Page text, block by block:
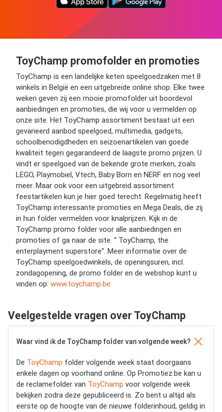
ToyChamp promofolder en promoties
ToyChamp is een landelijke keten speelgoedzaken met 8
winkels in België en een uitgebreide online shop. Elke twee
weken geven zij een mooie promofolder uit boordevol
aanbiedingen en promoties, die wij voor u vermelden op
onze site. Het ToyChamp assortiment bestaat uit een
gevarieerd aanbod speelgoed, multimedia, gadgets,
schoolbenodigdheden en seizoenartikelen van goede
kwaliteit tegen gegarandeerd de laagste promo prijzen. U
vindt er speelgoed van de bekende grote merken, zoals
LEGO, Playmobiel, Vtech, Baby Born en NERF en nog veel
meer. Maar ook voor een uitgebreid assortiment
feestartikelen kun je hier goed terecht. Regelmatig heeft
ToyChamp interessante promoties en Mega Deals, die zij
in hun folder vermelden voor knalprijzen. Kijk in de
ToyChamp promo folder voor alle aanbiedingen en
promoties of ga naar de site. “ ToyChamp, the
enterplayment superstore”. Meer informatie over de
ToyChamp speelgoedwinkels, de openingsuren, incl.
zondagopening, de promo folder en de webshop kunt u
vinden op: www.toychamp.be
Veelgestelde vragen over ToyChamp
Waar vind ik de ToyChamp folder van volgende week?
De ToyChamp folder volgende week staat doorgaans
enkele dagen op voorhand online. Op Promotiez.be kan u
de reclamefolder van ToyChamp voor volgende week
bekijken zodra deze gepubliceerd is. Zo bent u altijd als
eerste op de hoogte van de nieuwe folderinhoud, geldig in